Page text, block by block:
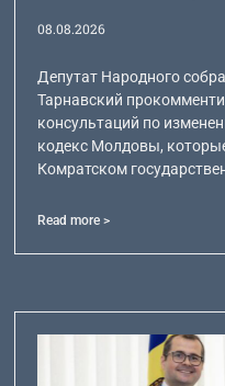
08.08.2026
Депутат Народного
Тарнавский
консультаций по
кодекс Молдовы,
Комратском
Read more >